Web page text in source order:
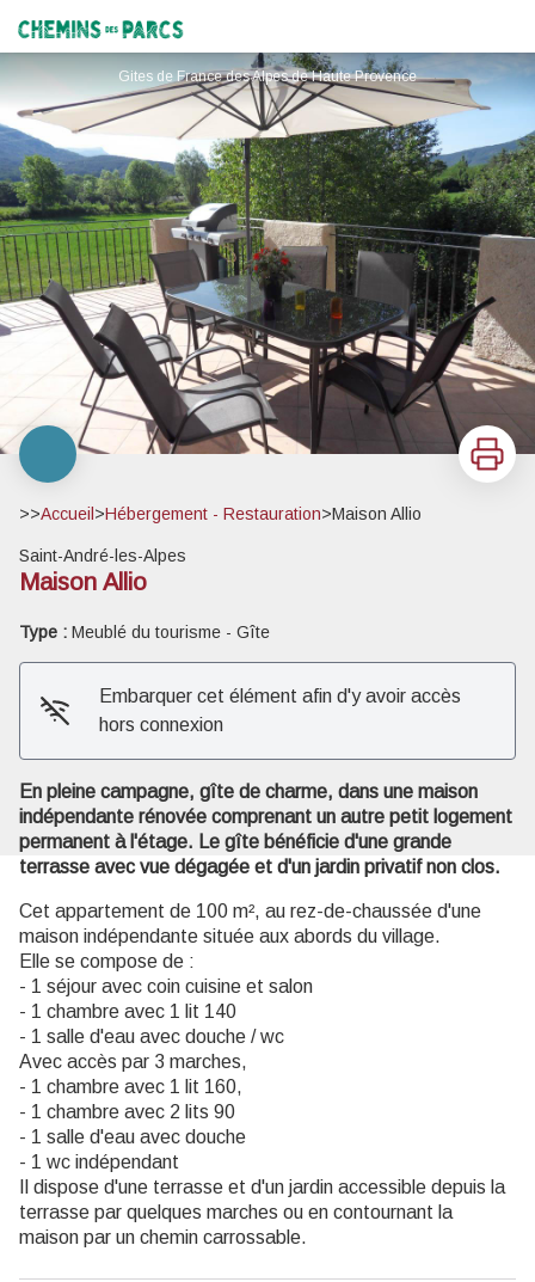
Chemins des Parcs
Gites de France des Alpes de Haute Provence
Voir l'image en plein écran
Imprimer
>>Accueil >Hébergement - Restauration>Maison Allio
Saint-André-les-Alpes
Maison Allio
Type : Meublé du tourisme - Gîte
Embarquer cet élément afin d'y avoir accès
hors connexion
En pleine campagne, gîte de charme, dans une maison
indépendante rénovée comprenant un autre petit logement
permanent à l'étage. Le gîte bénéficie d'une grande
terrasse avec vue dégagée et d'un jardin privatif non clos.
Cet appartement de 100 m², au rez-de-chaussée d'une
maison indépendante située aux abords du village.
Elle se compose de :
- 1 séjour avec coin cuisine et salon
- 1 chambre avec 1 lit 140
- 1 salle d'eau avec douche / wc
Avec accès par 3 marches,
- 1 chambre avec 1 lit 160,
- 1 chambre avec 2 lits 90
- 1 salle d'eau avec douche
- 1 wc indépendant
Il dispose d'une terrasse et d'un jardin accessible depuis la
terrasse par quelques marches ou en contournant la
maison par un chemin carrossable.